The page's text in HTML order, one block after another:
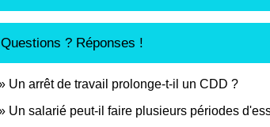
Questions ? Réponses !
Un arrêt de travail prolonge-t-il un CDD ?
Un salarié peut-il faire plusieurs périodes